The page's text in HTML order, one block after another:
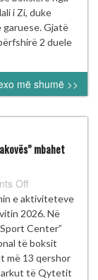
E
BOKSIT
“27-
I
ÇLIRIMIT
TË
PRISHTINËS”
i Zi, duke
Gjatë
2 duele
më shumë >>
mbahet
Offon
Turneu
Tradicional
i
Boksit
“Dita
e
e aktiviteteve
2026. Në
Center”
të boksit
më 13 qershor
të Qytetit